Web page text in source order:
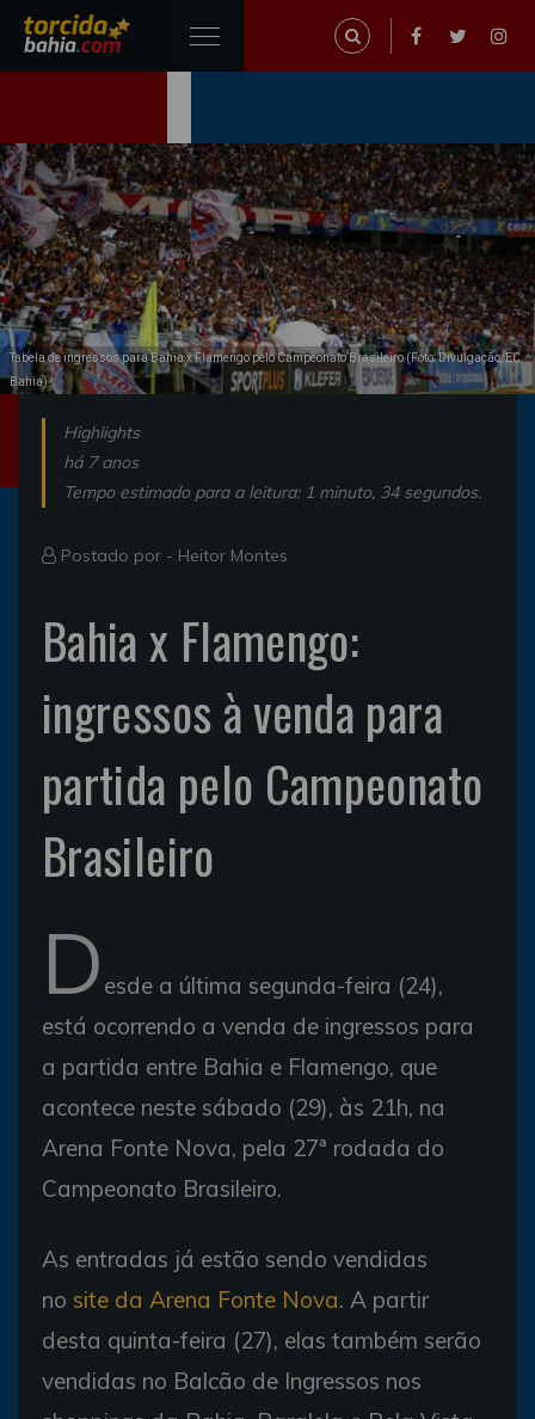
Tabela de ingressos para Bahia x Flamengo pelo Campeonato Brasileiro (Foto: Divulgação/EC
Bahia)
Highlights
há 7 anos
Tempo estimado para a leitura: 1 minuto, 34 segundos.
Postado por - Heitor Montes
Bahia x Flamengo:
ingressos à venda para
partida pelo Campeonato
Brasileiro
D esde a última segunda-feira (24),
está ocorrendo a venda de ingressos para
a partida entre Bahia e Flamengo, que
acontece neste sábado (29), às 21h, na
Arena Fonte Nova, pela 27ª rodada do
Campeonato Brasileiro.
As entradas já estão sendo vendidas
no site da Arena Fonte Nova. A partir
desta quinta-feira (27), elas também serão
vendidas no Balcão de Ingressos nos